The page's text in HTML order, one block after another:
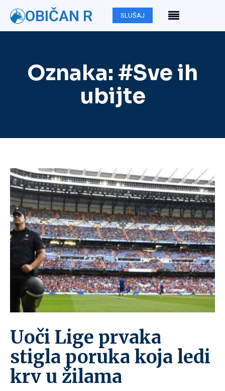
OBIČAN R SLUŠAJ
Oznaka: #Sve ih
ubijte
Uoči Lige prvaka
stigla poruka koja ledi
krv u žilama